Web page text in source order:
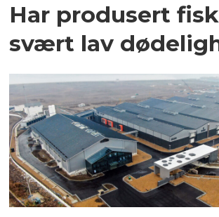
Har produsert
svært lav